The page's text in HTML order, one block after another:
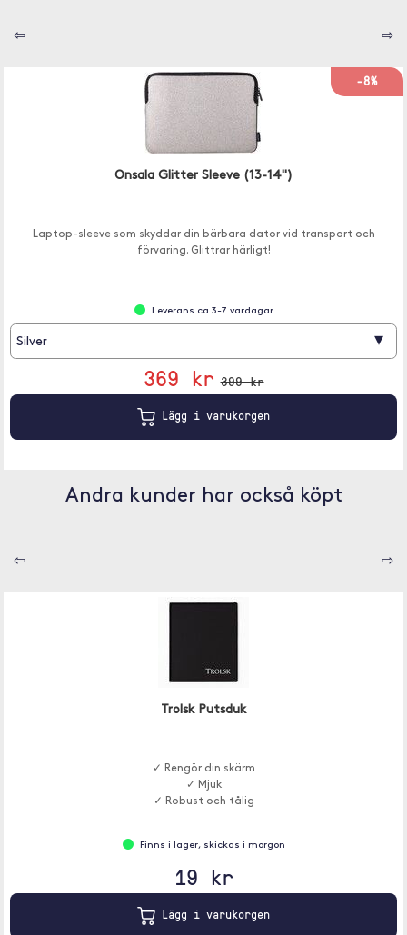
⇦ ⇨
-8%
Onsala Glitter Sleeve (13-14")
Laptop-sleeve som skyddar din bärbara dator vid transport och
förvaring. Glittrar härligt!
Leverans ca 3-7 vardagar
Silver ▾
369 kr 399 kr
Lägg i varukorgen
Andra kunder har också köpt
⇦ ⇨
Trolsk Putsduk
✓ Rengör din skärm
✓ Mjuk
✓ Robust och tålig
Finns i lager, skickas i morgon
19 kr
Lägg i varukorgen